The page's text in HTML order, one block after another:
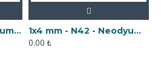
1x3 mm - N35 - Neodyum Mıknatıs
1x4 mm - N42 - Neodyum Mıknatıs
0,00 ₺